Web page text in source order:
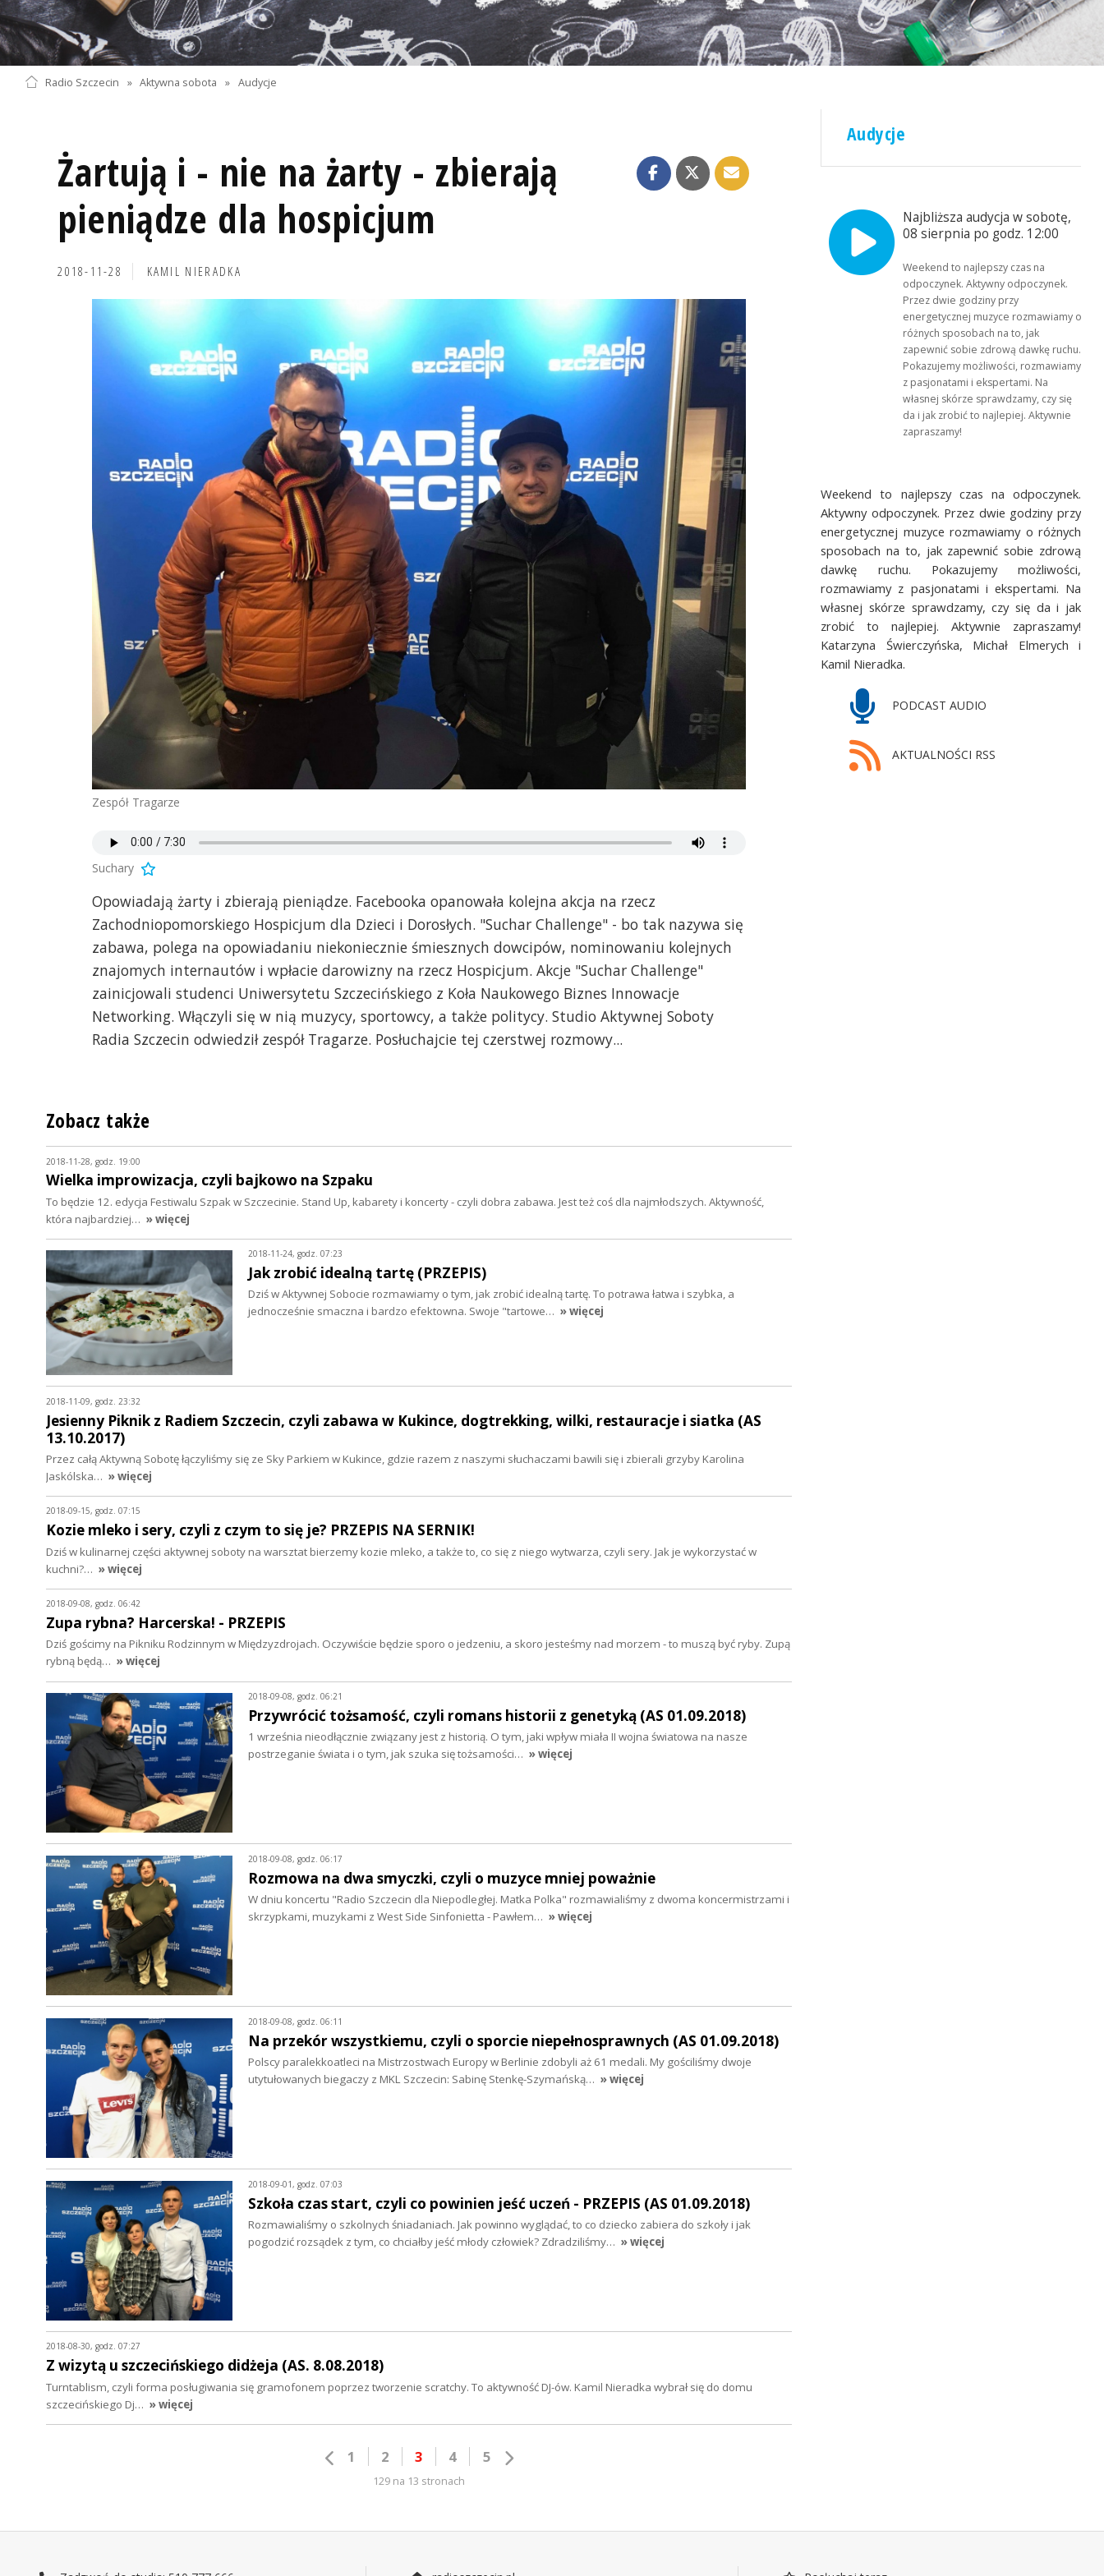
Radio Szczecin » Aktywna sobota » Audycje
Żartują i - nie na żarty - zbierają
pieniądze dla hospicjum
2018-11-28 KAMIL NIERADKA
Zespół Tragarze
Suchary
Opowiadają żarty i zbierają pieniądze. Facebooka opanowała kolejna akcja na rzecz
Zachodniopomorskiego Hospicjum dla Dzieci i Dorosłych. "Suchar Challenge" - bo tak nazywa się
zabawa, polega na opowiadaniu niekoniecznie śmiesznych dowcipów, nominowaniu kolejnych
znajomych internautów i wpłacie darowizny na rzecz Hospicjum. Akcje "Suchar Challenge"
zainicjowali studenci Uniwersytetu Szczecińskiego z Koła Naukowego Biznes Innowacje
Networking. Włączyli się w nią muzycy, sportowcy, a także politycy. Studio Aktywnej Soboty
Radia Szczecin odwiedził zespół Tragarze. Posłuchajcie tej czerstwej rozmowy...
Audycje
Najbliższa audycja w sobotę,
08 sierpnia po godz. 12:00
Weekend to najlepszy czas na
odpoczynek. Aktywny odpoczynek.
Przez dwie godziny przy
energetycznej muzyce rozmawiamy o
różnych sposobach na to, jak
zapewnić sobie zdrową dawkę ruchu.
Pokazujemy możliwości, rozmawiamy
z pasjonatami i ekspertami. Na
własnej skórze sprawdzamy, czy się
da i jak zrobić to najlepiej. Aktywnie
zapraszamy!
Weekend to najlepszy czas na odpoczynek.
Aktywny odpoczynek. Przez dwie godziny przy
energetycznej muzyce rozmawiamy o różnych
sposobach na to, jak zapewnić sobie zdrową
dawkę ruchu. Pokazujemy możliwości,
rozmawiamy z pasjonatami i ekspertami. Na
własnej skórze sprawdzamy, czy się da i jak
zrobić to najlepiej. Aktywnie zapraszamy!
Katarzyna Świerczyńska, Michał Elmerych i
Kamil Nieradka.
PODCAST AUDIO
AKTUALNOŚCI RSS
Zobacz także
2018-11-28, godz. 19:00
Wielka improwizacja, czyli bajkowo na Szpaku
To będzie 12. edycja Festiwalu Szpak w Szczecinie. Stand Up, kabarety i koncerty - czyli dobra zabawa. Jest też coś dla najmłodszych. Aktywność,
która najbardziej… » więcej
2018-11-24, godz. 07:23
Jak zrobić idealną tartę (PRZEPIS)
Dziś w Aktywnej Sobocie rozmawiamy o tym, jak zrobić idealną tartę. To potrawa łatwa i szybka, a
jednocześnie smaczna i bardzo efektowna. Swoje "tartowe… » więcej
2018-11-09, godz. 23:32
Jesienny Piknik z Radiem Szczecin, czyli zabawa w Kukince, dogtrekking, wilki, restauracje i siatka (AS
13.10.2017)
Przez całą Aktywną Sobotę łączyliśmy się ze Sky Parkiem w Kukince, gdzie razem z naszymi słuchaczami bawili się i zbierali grzyby Karolina
Jaskólska… » więcej
2018-09-15, godz. 07:15
Kozie mleko i sery, czyli z czym to się je? PRZEPIS NA SERNIK!
Dziś w kulinarnej części aktywnej soboty na warsztat bierzemy kozie mleko, a także to, co się z niego wytwarza, czyli sery. Jak je wykorzystać w
kuchni?… » więcej
2018-09-08, godz. 06:42
Zupa rybna? Harcerska! - PRZEPIS
Dziś gościmy na Pikniku Rodzinnym w Międzyzdrojach. Oczywiście będzie sporo o jedzeniu, a skoro jesteśmy nad morzem - to muszą być ryby. Zupą
rybną będą… » więcej
2018-09-08, godz. 06:21
Przywrócić tożsamość, czyli romans historii z genetyką (AS 01.09.2018)
1 września nieodłącznie związany jest z historią. O tym, jaki wpływ miała II wojna światowa na nasze
postrzeganie świata i o tym, jak szuka się tożsamości… » więcej
2018-09-08, godz. 06:17
Rozmowa na dwa smyczki, czyli o muzyce mniej poważnie
W dniu koncertu "Radio Szczecin dla Niepodległej. Matka Polka" rozmawialiśmy z dwoma koncermistrzami i
skrzypkami, muzykami z West Side Sinfonietta - Pawłem… » więcej
2018-09-08, godz. 06:11
Na przekór wszystkiemu, czyli o sporcie niepełnosprawnych (AS 01.09.2018)
Polscy paralekkoatleci na Mistrzostwach Europy w Berlinie zdobyli aż 61 medali. My gościliśmy dwoje
utytułowanych biegaczy z MKL Szczecin: Sabinę Stenkę-Szymańską… » więcej
2018-09-01, godz. 07:03
Szkoła czas start, czyli co powinien jeść uczeń - PRZEPIS (AS 01.09.2018)
Rozmawialiśmy o szkolnych śniadaniach. Jak powinno wyglądać, to co dziecko zabiera do szkoły i jak
pogodzić rozsądek z tym, co chciałby jeść młody człowiek? Zdradziliśmy… » więcej
2018-08-30, godz. 07:27
Z wizytą u szczecińskiego didżeja (AS. 8.08.2018)
Turntablism, czyli forma posługiwania się gramofonem poprzez tworzenie scratchy. To aktywność DJ-ów. Kamil Nieradka wybrał się do domu
szczecińskiego Dj… » więcej
1 2 3 4 5
129 na 13 stronach